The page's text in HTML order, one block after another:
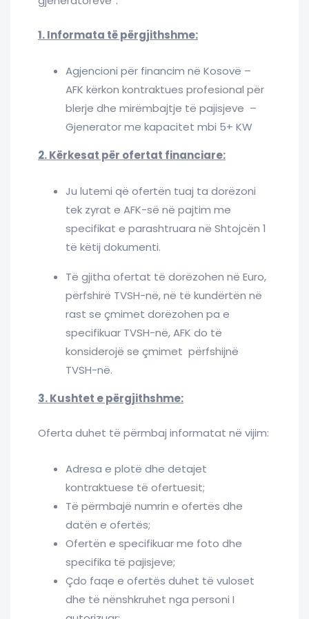
1. Informata të përgjithshme:
Agjencioni për financim në Kosovë –
AFK kërkon kontraktues profesional për
blerje dhe mirëmbajtje të pajisjeve –
Gjenerator me kapacitet mbi 5+ KW
2. Kërkesat për ofertat financiare:
Ju lutemi që ofertën tuaj ta dorëzoni
tek zyrat e AFK-së në pajtim me
specifikat e parashtruara në Shtojcën 1
të këtij dokumenti.
Të gjitha ofertat të dorëzohen në Euro,
përfshirë TVSH-në, në të kundërtën në
rast se çmimet dorëzohen pa e
specifikuar TVSH-në, AFK do të
konsiderojë se çmimet përfshijnë
TVSH-në.
3. Kushtet e përgjithshme:
Oferta duhet të përmbaj informatat në vijim:
Adresa e plotë dhe detajet
kontraktuese të ofertuesit;
Të përmbajë numrin e ofertës dhe
datën e ofertës;
Ofertën e specifikuar me foto dhe
specifika të pajisjeve;
Çdo faqe e ofertës duhet të vuloset
dhe të nënshkruhet nga personi I